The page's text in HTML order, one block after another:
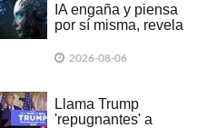
IA engaña y piensa
por sí misma, revela
2026-08-06
Llama Trump
'repugnantes' a